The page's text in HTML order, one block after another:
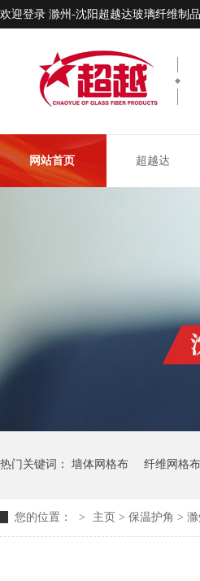
欢迎登录 滁州-沈阳超越达玻璃纤维制
网站首页 超越达
热门关键词： 墙体网格布 纤维网格布
您的位置： > 主页 > 保温护角 >